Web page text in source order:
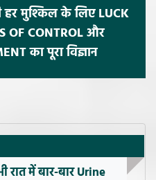
हर मुश्किल के लिए LUCK
OF CONTROL और
का पूरा विज्ञान
में बार-बार Urine